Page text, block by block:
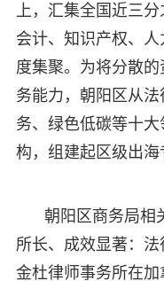
上，汇集全国近三
会计、知识产权、
度集聚。为将分散
务能力，朝阳区从
务、绿色低碳等十
构，组建起区级出海
朝阳区商务局相
所长、成效显著：法
金杜律师事务所在